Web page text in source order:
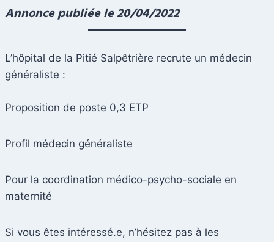
Annonce publiée le 20/04/2022
L’hôpital de la Pitié Salpêtrière recrute un médecin
généraliste :
Proposition de poste 0,3 ETP
Profil médecin généraliste
Pour la coordination médico-psycho-sociale en
maternité
Si vous êtes intéressé.e, n’hésitez pas à les